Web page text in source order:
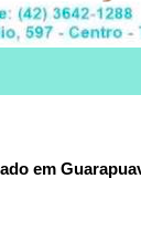
em